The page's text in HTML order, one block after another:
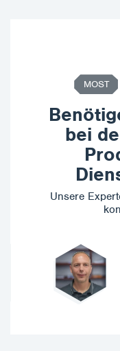
MOST
bei
Unsere